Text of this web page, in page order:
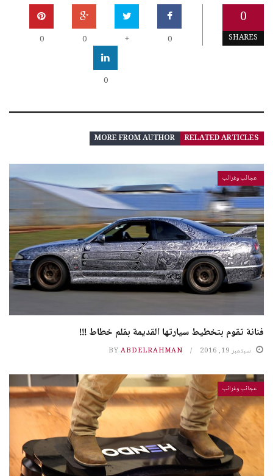
0
SHARES
0
+
0
0
0
RELATED ARTICLES
MORE FROM AUTHOR
عجائب وغرائب
فنانة تقوم بتخطيط سيارتها القديمة بقلم خطاط !!!
سبتمبر 19, 2016 BY ABDELRAHMAN
عجائب وغرائب